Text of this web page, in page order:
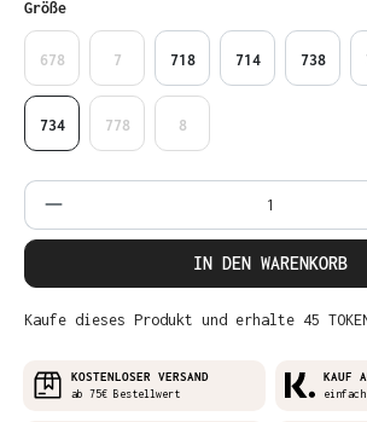
Größeauswählen
678 7 718 714 738
734 778 8
Produkt Anzahl: Gib den
IN DEN WARENKORB
Kaufe dieses Produkt und erhalte 45
KOSTENLOSER VERSAND
ab 75€ Bestellwert
KAUF